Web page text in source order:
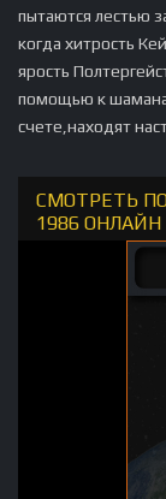
пытаются лестью
когда хитрость
ярость
помощью к
счете,находят
СМОТРЕТЬ
1986